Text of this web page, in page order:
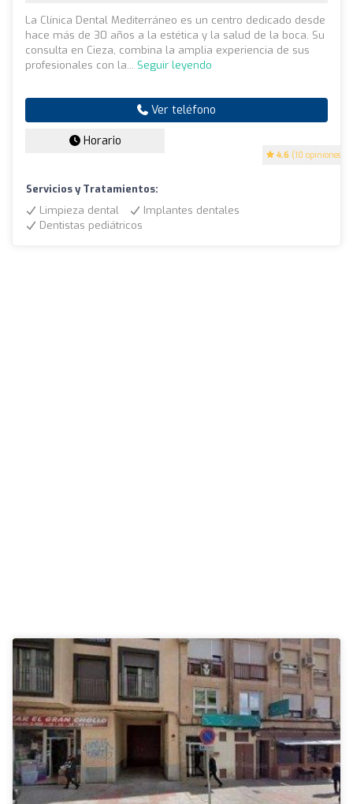
4.6 (10 opiniones)
La Clínica Dental Mediterráneo es un centro dedicado desde
hace más de 30 años a la estética y la salud de la boca. Su
consulta en Cieza, combina la amplia experiencia de sus
profesionales con la... Seguir leyendo
Ver teléfono
Horario
Servicios y Tratamientos:
Limpieza dental
Implantes dentales
Dentistas pediátricos